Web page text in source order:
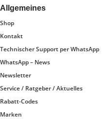
Allgemeines
Shop
Kontakt
Technischer Support per WhatsApp
WhatsApp – News
Newsletter
Service / Ratgeber / Aktuelles
Rabatt-Codes
Marken